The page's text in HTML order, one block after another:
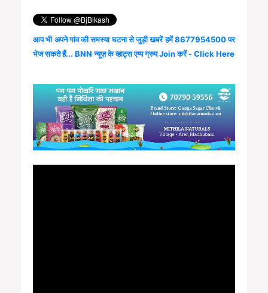
आप भी अपने गांव की समस्या घटना से जुड़ी खबरें हमें 8677954500 पर
भेज सकते हैं... BNN न्यूज़ के व्हाट्स एप्प ग्रुप Join करें - Click Here